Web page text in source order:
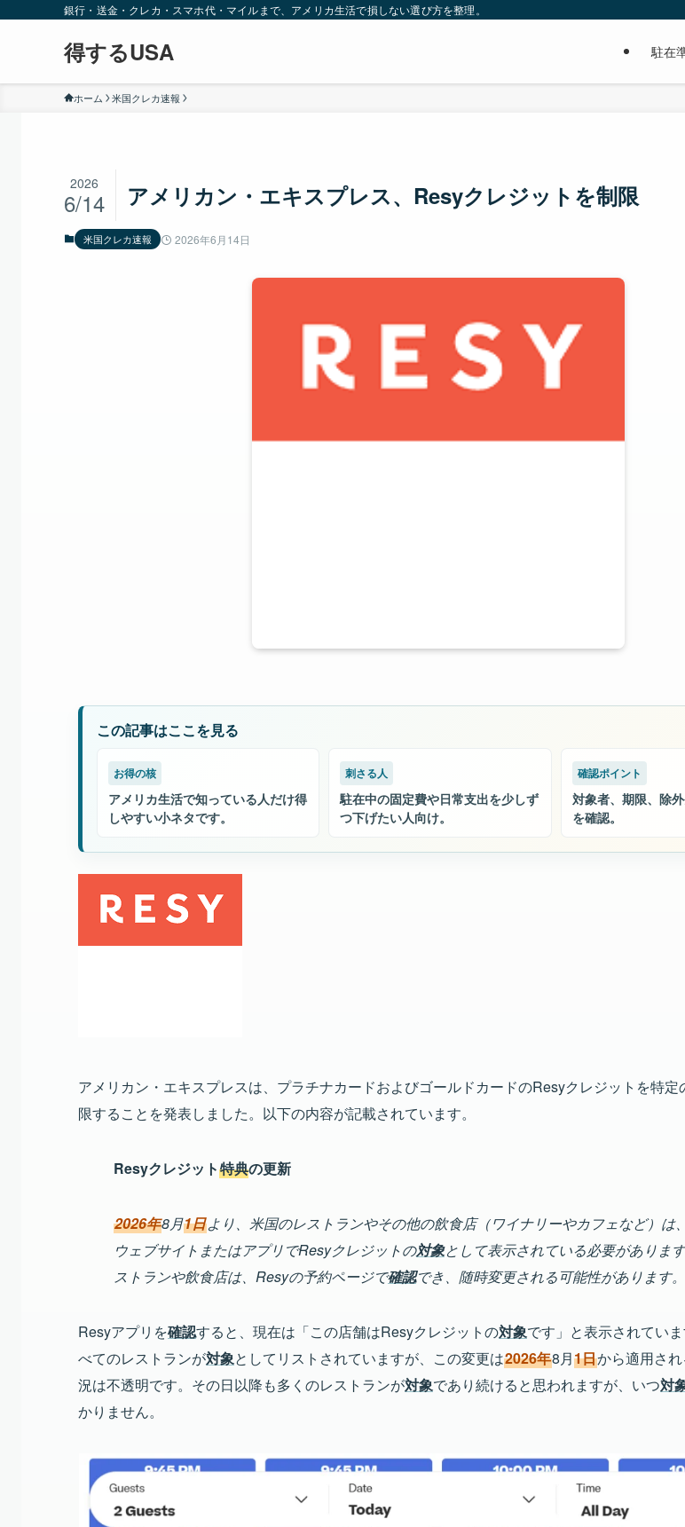
銀行・送金・クレカ・スマホ代・マイルまで、アメリカ生活で損しない選び方を整理。
得するUSA 駐在
ホーム 米国クレカ速報
アメリカン・エキスプレス、Resyクレジットを制限
2026
6/14
米国クレカ速報 2026年6月14日
この記事はここを見る
お得の核
アメリカ生活で知っている人だけ得
しやすい小ネタです。
刺さる人
駐在中の固定費や日常支出を少しず
つ下げたい人向け。
確認ポイント
対象者、期限、除
を確認。
アメリカン・エキスプレスは、プラチナカードおよびゴールドカードのResyクレジットを特定
限することを発表しました。以下の内容が記載されています。
Resyクレジット特典の更新
2026年8月1日より、米国のレストランやその他の飲食店（ワイナリーやカフェなど）は
ウェブサイトまたはアプリでResyクレジットの対象として表示されている必要があります
ストランや飲食店は、Resyの予約ページで確認でき、随時変更される可能性があります。
Resyアプリを確認すると、現在は「この店舗はResyクレジットの対象です」と表示されてい
べてのレストランが対象としてリストされていますが、この変更は2026年8月1日から適用さ
況は不透明です。その日以降も多くのレストランが対象であり続けると思われますが、いつ対
かりません。